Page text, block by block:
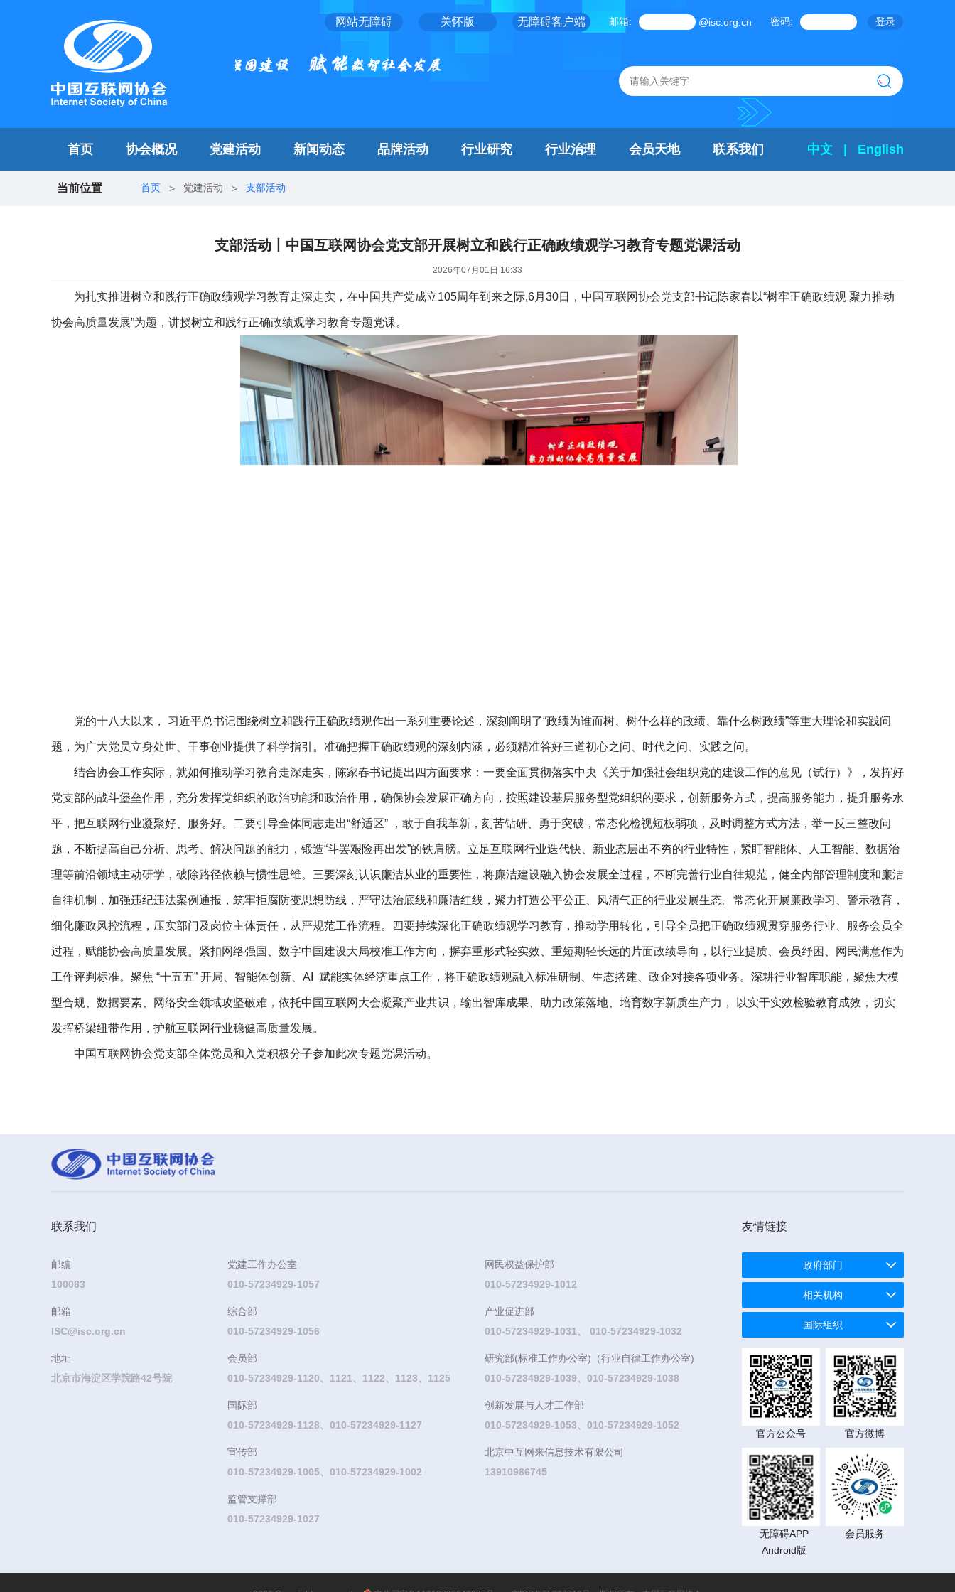
网站无障碍 关怀版 无障碍客户端 邮箱: @isc.org.cn 密码:
首页 协会概况 党建活动 新闻动态 品牌活动 行业研究 行业治理 会员天地 联系我们 中文 English
当前位置 首页 > 党建活动 > 支部活动
支部活动丨中国互联网协会党支部开展树立和践行正确政绩观学习教育专题党课活动
2026年07月01日 16:33
为扎实推进树立和践行正确政绩观学习教育走深走实，在中国共产党成立105周年到来之际,6月30日，中国互联网协会党支部书记陈家春以“树牢正确政绩观 聚力推动
协会高质量发展”为题，讲授树立和践行正确政绩观学习教育专题党课。
党的十八大以来， 习近平总书记围绕树立和践行正确政绩观作出一系列重要论述，深刻阐明了“政绩为谁而树、树什么样的政绩、靠什么树政绩”等重大理论和实践问
题，为广大党员立身处世、干事创业提供了科学指引。准确把握正确政绩观的深刻内涵，必须精准答好三道初心之问、时代之问、实践之问。
结合协会工作实际，就如何推动学习教育走深走实，陈家春书记提出四方面要求：一要全面贯彻落实中央《关于加强社会组织党的建设工作的意见（试行）》，发挥好
党支部的战斗堡垒作用，充分发挥党组织的政治功能和政治作用，确保协会发展正确方向，按照建设基层服务型党组织的要求，创新服务方式，提高服务能力，提升服务水
平，把互联网行业凝聚好、服务好。二要引导全体同志走出“舒适区” ，敢于自我革新，刻苦钻研、勇于突破，常态化检视短板弱项，及时调整方式方法，举一反三整改问
题，不断提高自己分析、思考、解决问题的能力，锻造“斗罢艰险再出发”的铁肩膀。立足互联网行业迭代快、新业态层出不穷的行业特性，紧盯智能体、人工智能、数据治
理等前沿领域主动研学，破除路径依赖与惯性思维。三要深刻认识廉洁从业的重要性，将廉洁建设融入协会发展全过程，不断完善行业自律规范，健全内部管理制度和廉洁
自律机制，加强违纪违法案例通报，筑牢拒腐防变思想防线，严守法治底线和廉洁红线，聚力打造公平公正、风清气正的行业发展生态。常态化开展廉政学习、警示教育，
细化廉政风控流程，压实部门及岗位主体责任，从严规范工作流程。四要持续深化正确政绩观学习教育，推动学用转化，引导全员把正确政绩观贯穿服务行业、服务会员全
过程，赋能协会高质量发展。紧扣网络强国、数字中国建设大局校准工作方向，摒弃重形式轻实效、重短期轻长远的片面政绩导向，以行业提质、会员纾困、网民满意作为
工作评判标准。聚焦 “十五五” 开局、智能体创新、AI 赋能实体经济重点工作，将正确政绩观融入标准研制、生态搭建、政企对接各项业务。深耕行业智库职能，聚焦大模
型合规、数据要素、网络安全领域攻坚破难，依托中国互联网大会凝聚产业共识，输出智库成果、助力政策落地、培育数字新质生产力， 以实干实效检验教育成效，切实
发挥桥梁纽带作用，护航互联网行业稳健高质量发展。
中国互联网协会党支部全体党员和入党积极分子参加此次专题党课活动。
联系我们
邮编
100083
邮箱
ISC@isc.org.cn
地址
北京市海淀区学院路42号院
党建工作办公室
010-57234929-1057
综合部
010-57234929-1056
会员部
010-57234929-1120、1121、1122、1123、1125
国际部
010-57234929-1128、010-57234929-1127
宣传部
010-57234929-1005、010-57234929-1002
监管支撑部
010-57234929-1027
网民权益保护部
010-57234929-1012
产业促进部
010-57234929-1031、 010-57234929-1032
研究部(标准工作办公室)（行业自律工作办公室)
010-57234929-1039、010-57234929-1038
创新发展与人才工作部
010-57234929-1053、010-57234929-1052
北京中互网来信息技术有限公司
13910986745
友情链接
政府部门
相关机构
国际组织
官方公众号 官方微博
无障碍APP
Android版
会员服务